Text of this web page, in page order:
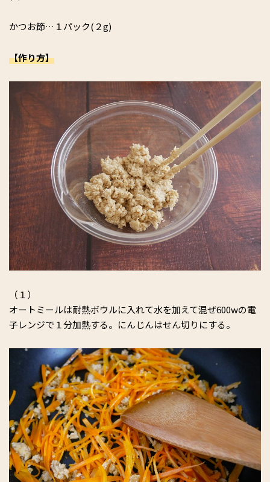
かつお節…１パック(２g)
【作り方】
（１）
オートミールは耐熱ボウルに入れて水を加えて混ぜ600wの電
子レンジで１分加熱する。にんじんはせん切りにする。